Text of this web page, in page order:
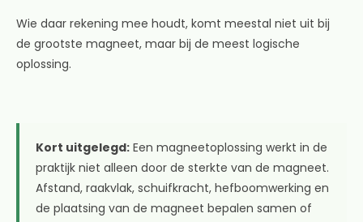
Wie daar rekening mee houdt, komt meestal niet uit bij
de grootste magneet, maar bij de meest logische
oplossing.
Kort uitgelegd: Een magneetoplossing werkt in de
praktijk niet alleen door de sterkte van de magneet.
Afstand, raakvlak, schuifkracht, hefboomwerking en
de plaatsing van de magneet bepalen samen of